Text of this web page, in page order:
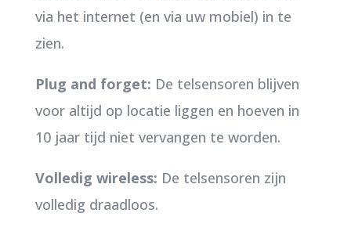
via het internet (en via uw mobiel) in te
zien.
Plug and forget: De telsensoren blijven
voor altijd op locatie liggen en hoeven in
10 jaar tijd niet vervangen te worden.
Volledig wireless: De telsensoren zijn
volledig draadloos.